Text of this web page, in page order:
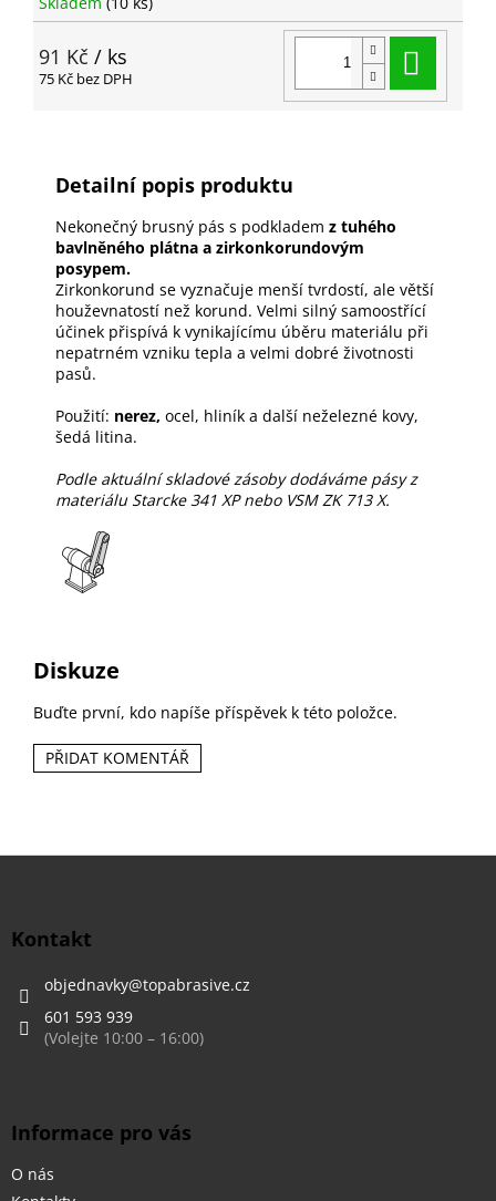
91 Kč / ks
75 Kč bez DPH
Detailní popis produktu
Nekonečný brusný pás s podkladem z tuhého
bavlněného plátna a zirkonkorundovým
posypem.
Zirkonkorund se vyznačuje menší tvrdostí, ale větší
houževnatostí než korund. Velmi silný samoostřící
účinek přispívá k vynikajícímu úběru materiálu při
nepatrném vzniku tepla a velmi dobré životnosti
pasů.
Použití: nerez, ocel, hliník a další neželezné kovy,
šedá litina.
Podle aktuální skladové zásoby dodáváme pásy z
materiálu Starcke 341 XP nebo VSM ZK 713 X.
Diskuze
Buďte první, kdo napíše příspěvek k této položce.
PŘIDAT KOMENTÁŘ
Z
Kontakt
objednavky@topabrasive.cz
601 593 939
Informace pro vás
O nás